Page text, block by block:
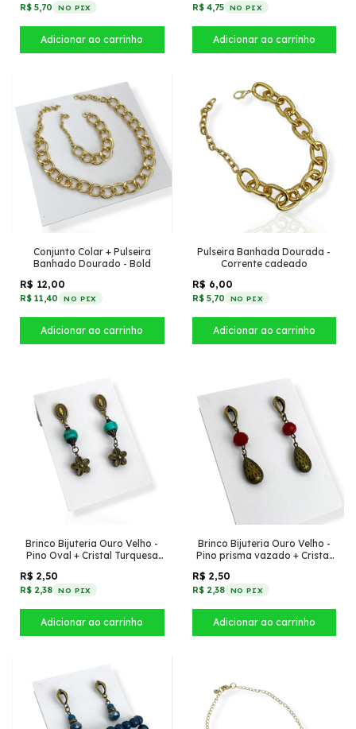
R$ 5,70 NO PIX R$ 4,75 NO PIX
Conjunto Colar + Pulseira
Banhado Dourado - Bold
R$ 12,00
R$ 11,40 NO PIX
Pulseira Banhada Dourada -
Corrente cadeado
R$ 6,00
R$ 5,70 NO PIX
Brinco Bijuteria Ouro Velho -
Pino Oval + Cristal Turquesa
R$ 2,50
R$ 2,38 NO PIX
Brinco Bijuteria Ouro Velho -
Pino prisma vazado + Cristal
R$ 2,50
R$ 2,38 NO PIX